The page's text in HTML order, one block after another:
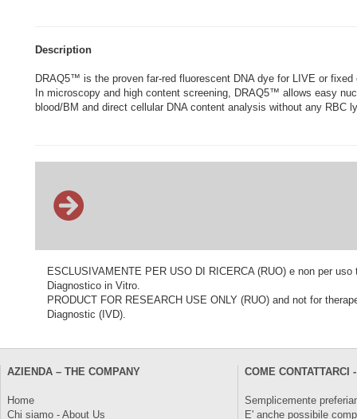
Description
DRAQ5™ is the proven far-red fluorescent DNA dye for LIVE or
In microscopy and high content screening, DRAQ5™ allows easy
blood/BM and direct cellular DNA content analysis without any RBC
ESCLUSIVAMENTE PER USO DI RICERCA (RUO) e non per
Diagnostico in Vitro.
PRODUCT FOR RESEARCH USE ONLY (RUO) and not for
Diagnostic (IVD).
AZIENDA – THE COMPANY
Home
Chi siamo - About Us
COME CONTATTARCI
Semplicemente
E' anche possibile